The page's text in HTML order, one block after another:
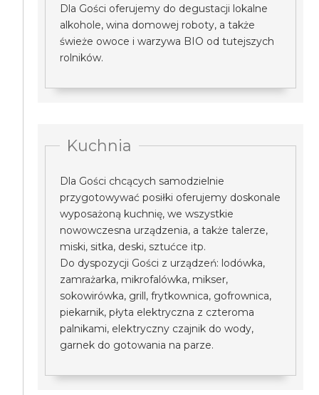
Dla Gości oferujemy do degustacji lokalne
alkohole, wina domowej roboty, a także
świeże owoce i warzywa BIO od tutejszych
rolników.
Kuchnia
Dla Gości chcących samodzielnie
przygotowywać posiłki oferujemy doskonale
wyposażoną kuchnię, we wszystkie
nowowczesna urządzenia, a także talerze,
miski, sitka, deski, sztućce itp.
Do dyspozycji Gości z urządzeń: lodówka,
zamrażarka, mikrofalówka, mikser,
sokowirówka, grill, frytkownica, gofrownica,
piekarnik, płyta elektryczna z czteroma
palnikami, elektryczny czajnik do wody,
garnek do gotowania na parze.